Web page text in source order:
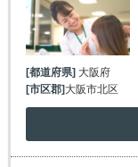
[都道府県]大阪府
[市区郡]大阪市北区